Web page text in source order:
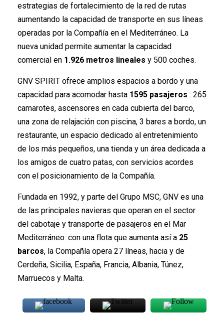
estrategias de fortalecimiento de la red de rutas
aumentando la capacidad de transporte en sus líneas
operadas por la Compañía en el Mediterráneo. La
nueva unidad permite aumentar la capacidad
comercial en 1.926 metros lineales y 500 coches.
GNV SPIRIT ofrece amplios espacios a bordo y una
capacidad para acomodar hasta 1595 pasajeros : 265
camarotes, ascensores en cada cubierta del barco,
una zona de relajación con piscina, 3 bares a bordo, un
restaurante, un espacio dedicado al entretenimiento
de los más pequeños, una tienda y un área dedicada a
los amigos de cuatro patas, con servicios acordes
con el posicionamiento de la Compañía.
Fundada en 1992, y parte del Grupo MSC, GNV es una
de las principales navieras que operan en el sector
del cabotaje y transporte de pasajeros en el Mar
Mediterráneo: con una flota que aumenta así a 25
barcos, la Compañía opera 27 líneas, hacia y de
Cerdeña, Sicilia, España, Francia, Albania, Túnez,
Marruecos y Malta.